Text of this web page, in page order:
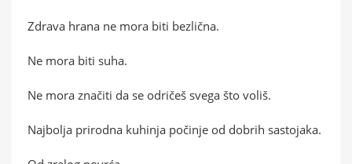
Zdrava hrana ne mora biti bezlična.
Ne mora biti suha.
Ne mora značiti da se odričeš svega što voliš.
Najbolja prirodna kuhinja počinje od dobrih sastojaka.